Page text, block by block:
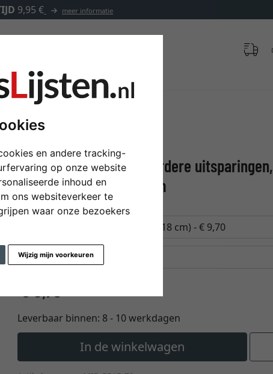
en andere tracking-
op onze website
inhoud en
ons websiteverkeer te
waar onze bezoekers
Wijzig mijn voorkeuren
9,95 € meer informatie
Toebehoren
buitenformaat 30x40 cm
Passe-partout met meerdere uitsparingen,
buitenformaat 30x40 cm
30x40 cm (2x 13x18 cm) | groen
kleur
Leverbaar binnen: 8 - 10 werkdagen
In de winkelwagen